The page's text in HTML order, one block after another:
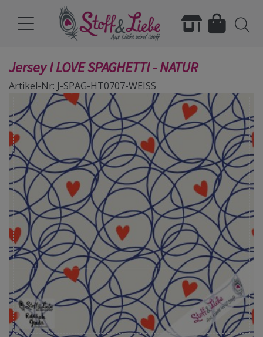
Jersey I LOVE SPAGHETTI - NATUR
Artikel-Nr: J-SPAG-HT0707-WEISS